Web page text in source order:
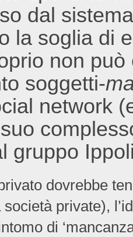
dal
la soglia di
non
soggetti-
network
gruppo
dovrebbe
private),
di